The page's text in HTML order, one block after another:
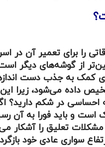
را برای تعمیر
از گوشه‌های دیگر
کمک به جذب دست
داده می‌شود،
در شکم دارید؟
است و باید فورا
تعلیق را آشکار